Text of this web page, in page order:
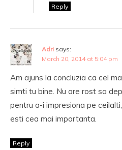
Reply
Adri says:
March 20, 2014 at 5:04 pm
Am ajuns la concluzia ca cel
simti tu bine. Nu are rost sa
pentru a-i impresiona pe
esti cea mai importanta.
Reply